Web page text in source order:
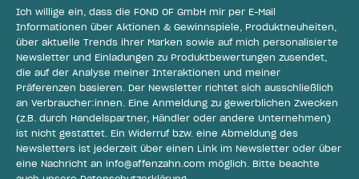
Ich willige ein, dass die FOND OF GmbH mir per E-Mail
Informationen über Aktionen & Gewinnspiele, Produktneuheiten,
über aktuelle Trends ihrer Marken sowie auf mich personalisierte
Newsletter und Einladungen zu Produktbewertungen zusendet,
die auf der Analyse meiner Interaktionen und meiner
Präferenzen basieren. Der Newsletter richtet sich ausschließlich
an Verbraucher:innen. Eine Anmeldung zu gewerblichen Zwecken
(z.B. durch Handelspartner, Händler oder andere Unternehmen)
ist nicht gestattet. Ein Widerruf bzw. eine Abmeldung des
Newsletters ist jederzeit über einen Link im Newsletter oder über
eine Nachricht an info@affenzahn.com möglich. Bitte beachte